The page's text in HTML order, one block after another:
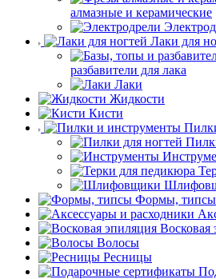
алмазные и керамические
Лаки для
разбавители для лака
Лаки
Жидкости
Кисти
Формы, типсы
Восковая
Волосы
Ресницы